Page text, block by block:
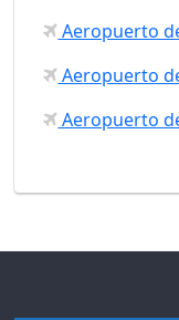
Aeropuerto
Aeropuerto
Aeropuerto